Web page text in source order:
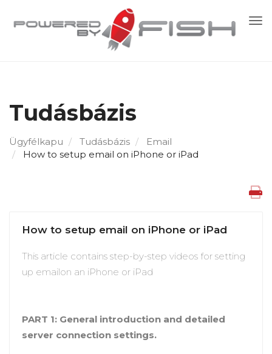
Tudásbázis
Ügyfélkapu Tudásbázis
Email
How to setup email on iPhone or iPad
How to setup email on iPhone or iPad
This article contains step-by-step videos for setting
up emailon an iPhone or iPad
PART 1: General introduction and detailed
server connection settings.